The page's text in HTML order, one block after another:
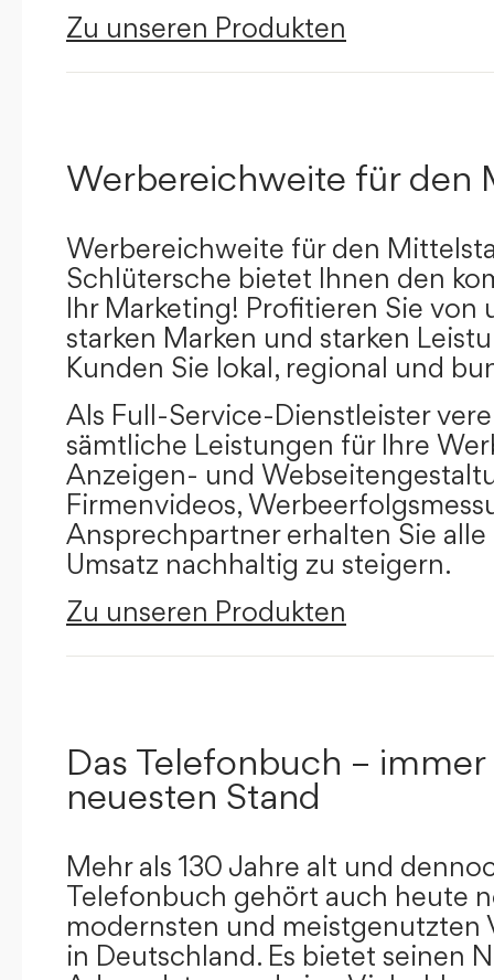
Zu unseren Produkten
Werbereichweite für den
Werbereichweite für den
Schlütersche bietet Ihnen den
Ihr Marketing! Profitieren Sie von
starken Marken und starken
Kunden Sie lokal, regional und
Als Full-Service-Dienstleister
sämtliche Leistungen für Ihre
Anzeigen- und
Firmenvideos,
Ansprechpartner erhalten Sie
Umsatz nachhaltig zu steigern.
Zu unseren Produkten
Das Telefonbuch –
neuesten Stand
Mehr als 130 Jahre alt und
Telefonbuch gehört auch heute
modernsten und meistgenutzten
in Deutschland. Es bietet seinen